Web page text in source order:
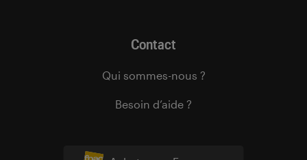
Contact
Qui sommes-nous ?
Besoin d’aide ?